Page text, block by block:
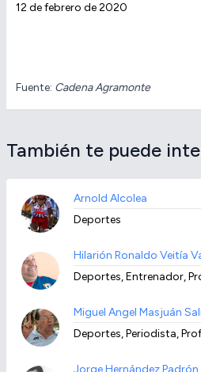
12 de febrero de 2020
Fuente: Cadena Agramonte
También te puede
Arnold Alcolea
Deportes
Hilarión Ronaldo Veitía
Deportes, Entrenador,
Miguel Angel Masjuán
Deportes, Periodista,
Jorge Hernández Padrón